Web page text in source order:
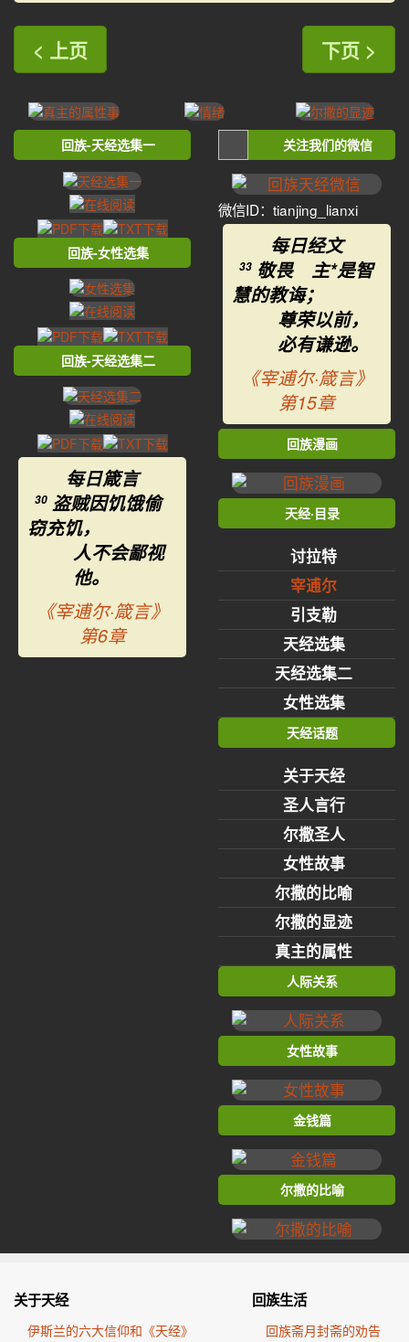
< 上页 下页 >
回族-天经选集一
回族-女性选集
回族-天经选集二
每日箴言
30 盗贼因饥饿偷
窃充饥，
人不会鄙视
他。
《宰逋尔·箴言》
第6章
关注我们的微信
微信ID：tianjing_lianxi
每日经文
33 敬畏 主*是智
慧的教诲；
尊荣以前，
必有谦逊。
《宰逋尔·箴言》
第15章
回族漫画
天经·目录
讨拉特
宰逋尔
引支勒
天经选集
天经选集二
女性选集
天经话题
关于天经
圣人言行
尔撒圣人
女性故事
尔撒的比喻
尔撒的显迹
真主的属性
人际关系
女性故事
金钱篇
尔撒的比喻
关于天经
伊斯兰的六大信仰和《天经》
回族生活
回族斋月封斋的劝告